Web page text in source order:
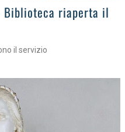
Biblioteca riaperta il
il servizio